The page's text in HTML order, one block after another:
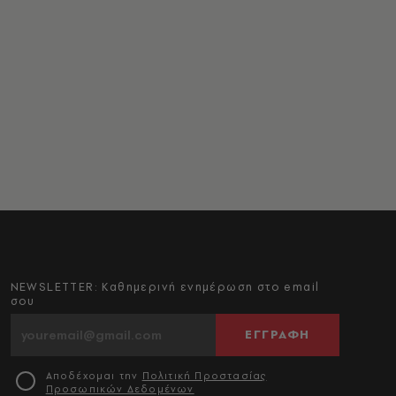
NEWSLETTER: Καθημερινή ενημέρωση στο email
σου
ΕΓΓΡΑΦΗ
Αποδέχομαι την Πολιτική Προστασίας
Προσωπικών Δεδομένων